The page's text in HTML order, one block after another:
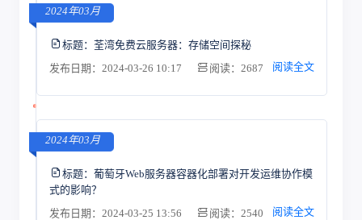
2024年03月
标题： 荃湾免费云服务器：存储空间探秘
发布日期：2024-03-26 10:17
阅读：2687 阅读全文
2024年03月
标题： 葡萄牙Web服务器容器化部署对开发运维协作模
式的影响？
发布日期：2024-03-25 13:56
阅读：2540 阅读全文